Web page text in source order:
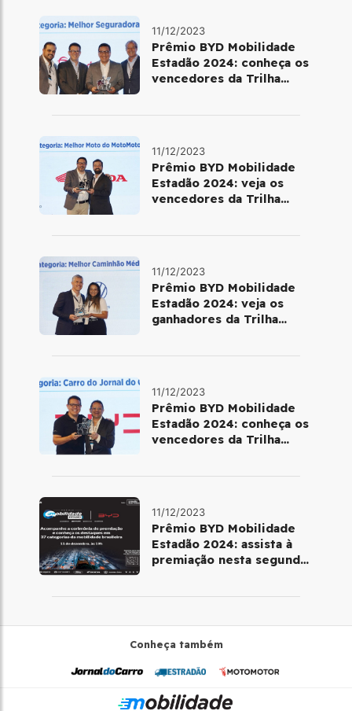
11/12/2023
Prêmio BYD Mobilidade
Estadão 2024: conheça os
vencedores da Trilha
11/12/2023
Prêmio BYD Mobilidade
Estadão 2024: veja os
vencedores da Trilha
11/12/2023
Prêmio BYD Mobilidade
Estadão 2024: veja os
ganhadores da Trilha
11/12/2023
Prêmio BYD Mobilidade
Estadão 2024: conheça os
vencedores da Trilha
11/12/2023
Prêmio BYD Mobilidade
Estadão 2024: assista à
premiação nesta segunda,
Conheça também